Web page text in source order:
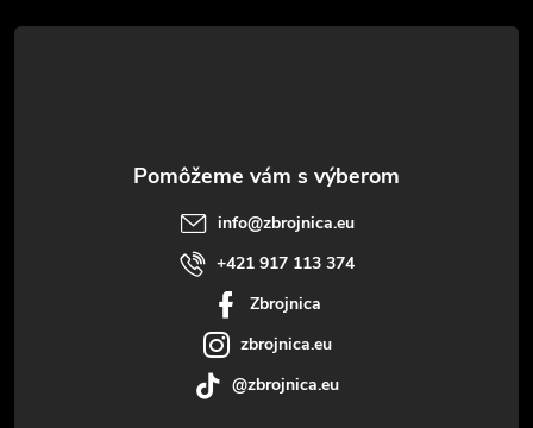
á
info@zbrojnica.eu
+421 917 113 374
Zbrojnica
zbrojnica.eu
@zbrojnica.eu